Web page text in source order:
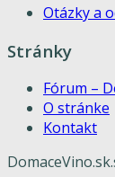
Otázky a
Stránky
Fórum –
O stránke
Kontakt